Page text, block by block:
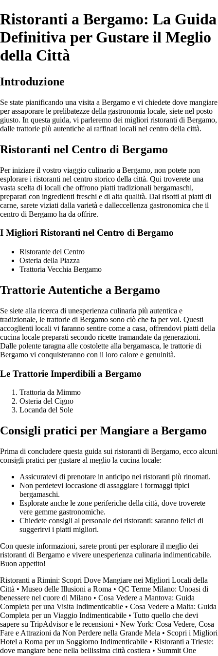
Ristoranti a Bergamo: La Guida
Definitiva per Gustare il Meglio
della Città
Introduzione
Se state pianificando una visita a Bergamo e vi chiedete dove mangiare
per assaporare le prelibatezze della gastronomia locale, siete nel posto
giusto. In questa guida, vi parleremo dei migliori ristoranti di Bergamo,
dalle trattorie più autentiche ai raffinati locali nel centro della città.
Ristoranti nel Centro di Bergamo
Per iniziare il vostro viaggio culinario a Bergamo, non potete non
esplorare i ristoranti nel centro storico della città. Qui troverete una
vasta scelta di locali che offrono piatti tradizionali bergamaschi,
preparati con ingredienti freschi e di alta qualità. Dai risotti ai piatti di
carne, sarete viziati dalla varietà e dalleccellenza gastronomica che il
centro di Bergamo ha da offrire.
I Migliori Ristoranti nel Centro di Bergamo
Ristorante del Centro
Osteria della Piazza
Trattoria Vecchia Bergamo
Trattorie Autentiche a Bergamo
Se siete alla ricerca di unesperienza culinaria più autentica e
tradizionale, le trattorie di Bergamo sono ciò che fa per voi. Questi
accoglienti locali vi faranno sentire come a casa, offrendovi piatti della
cucina locale preparati secondo ricette tramandate da generazioni.
Dalle polente taragna alle costolette alla bergamasca, le trattorie di
Bergamo vi conquisteranno con il loro calore e genuinità.
Le Trattorie Imperdibili a Bergamo
Trattoria da Mimmo
Osteria del Cigno
Locanda del Sole
Consigli pratici per Mangiare a Bergamo
Prima di concludere questa guida sui ristoranti di Bergamo, ecco alcuni
consigli pratici per gustare al meglio la cucina locale:
Assicuratevi di prenotare in anticipo nei ristoranti più rinomati.
Non perdetevi loccasione di assaggiare i formaggi tipici
bergamaschi.
Esplorate anche le zone periferiche della città, dove troverete
vere gemme gastronomiche.
Chiedete consigli al personale dei ristoranti: saranno felici di
suggerirvi i piatti migliori.
Con queste informazioni, sarete pronti per esplorare il meglio dei
ristoranti di Bergamo e vivere unesperienza culinaria indimenticabile.
Buon appetito!
Ristoranti a Rimini: Scopri Dove Mangiare nei Migliori Locali della
Città • Museo delle Illusioni a Roma • QC Terme Milano: Unoasi di
benessere nel cuore di Milano • Cosa Vedere a Mantova: Guida
Completa per una Visita Indimenticabile • Cosa Vedere a Malta: Guida
Completa per un Viaggio Indimenticabile • Tutto quello che devi
sapere su TripAdvisor e le recensioni • New York: Cosa Vedere, Cosa
Fare e Attrazioni da Non Perdere nella Grande Mela • Scopri i Migliori
Hotel a Roma per un Soggiorno Indimenticabile • Ristoranti a Trieste:
dove mangiare bene nella bellissima città costiera • Summit One